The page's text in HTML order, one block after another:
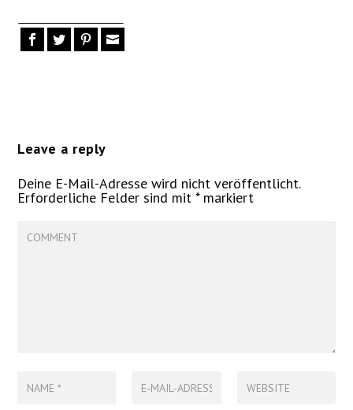
Leave a reply
Deine E-Mail-Adresse wird nicht veröffentlicht.
Erforderliche Felder sind mit*markiert